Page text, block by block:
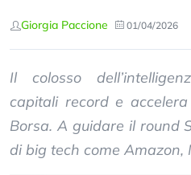
Giorgia Paccione 01/04/2026
Il colosso
capitali record e
Borsa. A guidare il round
di big tech come Amazon,